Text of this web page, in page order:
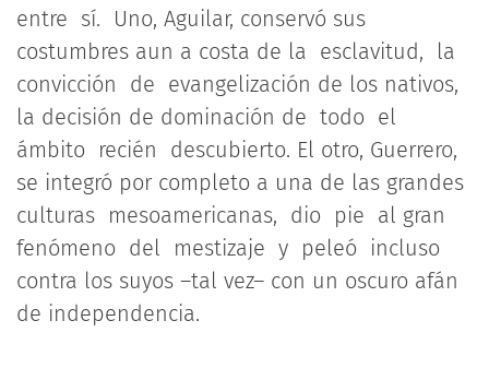
entre sí. Uno, Aguilar, conservó sus
costumbres aun a costa de la esclavitud, la
convicción de evangelización de los nativos,
la decisión de dominación de todo el
ámbito recién descubierto. El otro, Guerrero,
se integró por completo a una de las grandes
culturas mesoamericanas, dio pie al gran
fenómeno del mestizaje y peleó incluso
contra los suyos –tal vez– con un oscuro afán
de independencia.